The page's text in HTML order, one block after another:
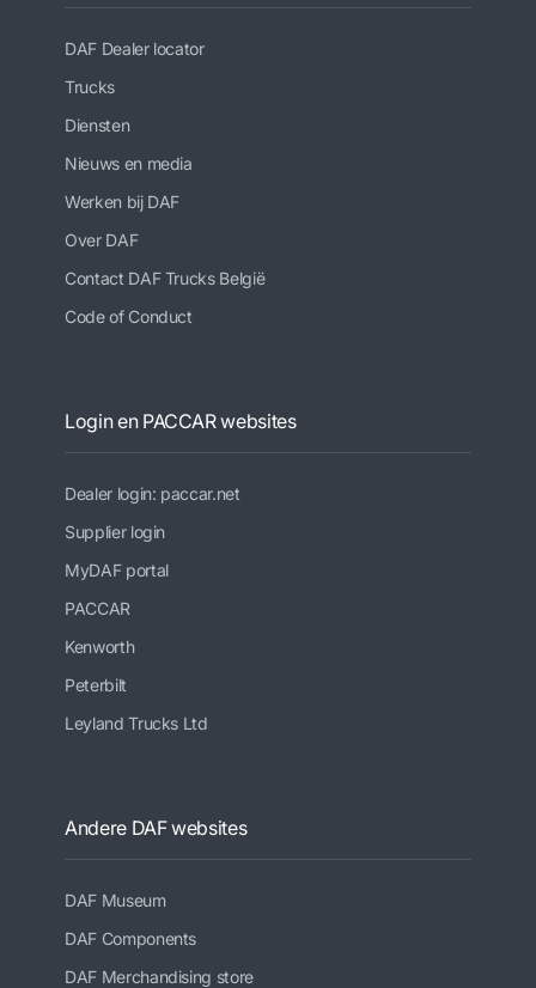
DAF Dealer locator
Trucks
Diensten
Nieuws en media
Werken bij DAF
Over DAF
Contact DAF Trucks België
Code of Conduct
Login en PACCAR websites
Dealer login: paccar.net
Supplier login
MyDAF portal
PACCAR
Kenworth
Peterbilt
Leyland Trucks Ltd
Andere DAF websites
DAF Museum
DAF Components
DAF Merchandising store